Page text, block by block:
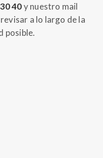
40y nuestro mail
a lo largo de la
posible.